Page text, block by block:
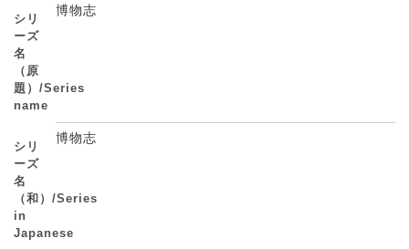
シリ
ーズ
名
（原
題）/Series
name
博物志
シリ
ーズ
名
（和）/Series
in
Japanese
博物志